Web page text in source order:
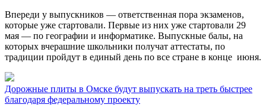
Впереди у выпускников — ответственная пора экзаменов,
которые уже стартовали. Первые из них уже стартовали 29
мая — по географии и информатике. Выпускные балы, на
которых вчерашние школьники получат аттестаты, по
традиции пройдут в единый день по все стране в конце июня.
Дорожные плиты в Омске будут выпускать на треть быстрее
благодаря федеральному проекту